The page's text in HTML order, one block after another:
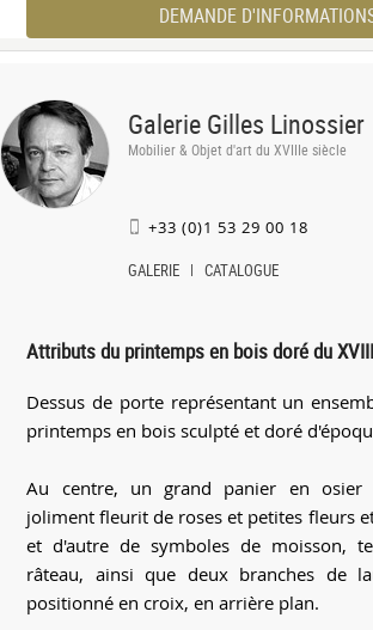
DEMANDE
Galerie Gilles Linossier
Mobilier & Objet d'art du XVIIIe siècle
+33 (0)1 53 29 00 18
GALERIE CATALOGUE
Attributs du printemps en bois doré du
Dessus de porte représentant un
printemps en bois sculpté et doré
Au centre, un grand panier en osier
joliment fleurit de roses et petites fleurs
et d'autre de symboles de moisson,
râteau, ainsi que deux branches de
positionné en croix, en arrière plan.